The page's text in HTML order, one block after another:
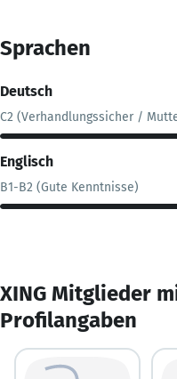
Sprachen
Deutsch
C2 (Verhandlungssicher /
Englisch
B1-B2 (Gute Kenntnisse)
XING Mitglieder
Profilangaben